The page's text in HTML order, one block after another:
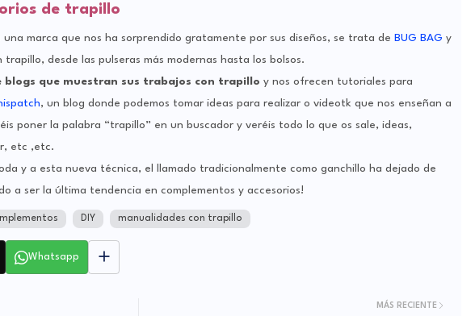
de trapillo
una marca que nos ha sorprendido gratamente por sus diseños, se trata de BUG BAG y
desde las pulseras más modernas hasta los bolsos.
blogs que muestran sus trabajos con trapillo y nos ofrecen tutoriales para
, un blog donde podemos tomar ideas para realizar o videotk que nos enseñan a
poner la palabra “trapillo” en un buscador y veréis todo lo que os sale, ideas,
etc ,etc.
y a esta nueva técnica, el llamado tradicionalmente como ganchillo ha dejado de
a ser la última tendencia en complementos y accesorios!
DIY manualidades con trapillo
Whatsapp
MÁS RECIENTE